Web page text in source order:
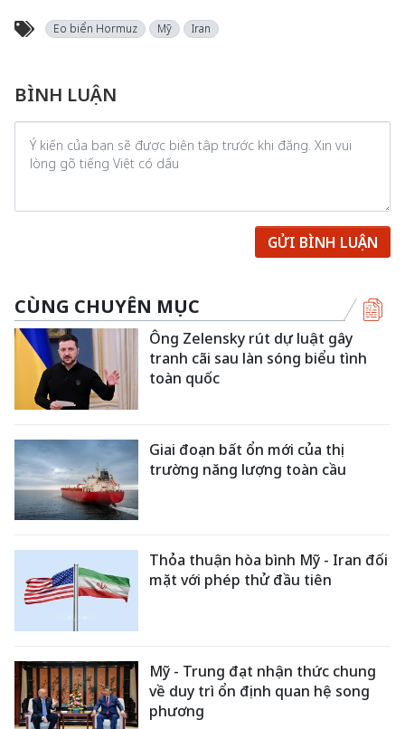
Eo biển Hormuz Mỹ Iran
BÌNH LUẬN
GỬI BÌNH LUẬN
CÙNG CHUYÊN MỤC
Ông Zelensky rút dự luật gây
tranh cãi sau làn sóng biểu tình
toàn quốc
Giai đoạn bất ổn mới của thị
trường năng lượng toàn cầu
Thỏa thuận hòa bình Mỹ - Iran đối
mặt với phép thử đầu tiên
Mỹ - Trung đạt nhận thức chung
về duy trì ổn định quan hệ song
phương